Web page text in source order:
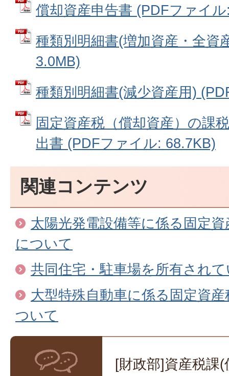
償却資産申告書 (PDFファイ
種類別明細書(増加資産・全資
3.0MB)
種類別明細書(減少資産用)
固定資産税（償却資産）の課
出書 (PDFファイル: 68.7KB)
関連コンテンツ
太陽光発電設備等に係る固定
について
共同住宅・駐車場を所有され
大型特殊自動車に係る固定資
ついて
[財政部]資産税課